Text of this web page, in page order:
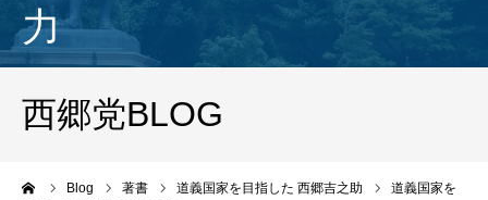
力
西郷党BLOG
Blog 著書 道義国家を目指した 西郷吉之助
道義国家を